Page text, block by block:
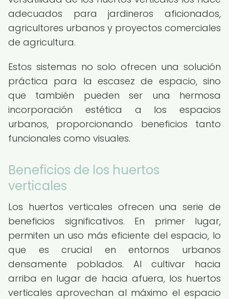
adecuados para jardineros aficionados,
agricultores urbanos y proyectos comerciales
de agricultura.
Estos sistemas no solo ofrecen una solución
práctica para la escasez de espacio, sino
que también pueden ser una hermosa
incorporación estética a los espacios
urbanos, proporcionando beneficios tanto
funcionales como visuales.
Beneficios de los huertos
verticales
Los huertos verticales ofrecen una serie de
beneficios significativos. En primer lugar,
permiten un uso más eficiente del espacio, lo
que es crucial en entornos urbanos
densamente poblados. Al cultivar hacia
arriba en lugar de hacia afuera, los huertos
verticales aprovechan al máximo el espacio